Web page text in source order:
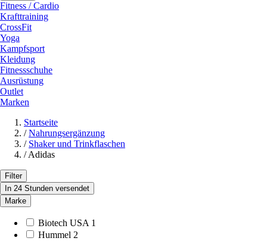
Fitness / Cardio
Krafttraining
CrossFit
Yoga
Kampfsport
Kleidung
Fitnessschuhe
Ausrüstung
Outlet
Marken
Startseite
/ Nahrungsergänzung
/ Shaker und Trinkflaschen
/Adidas
Filter
In 24 Stunden versendet
Marke
Biotech USA 1
Hummel 2